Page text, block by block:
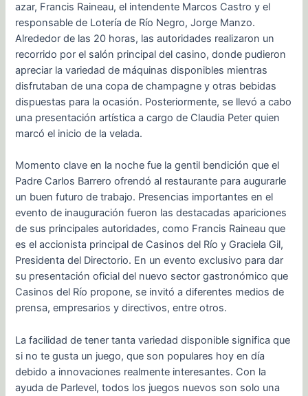
azar, Francis Raineau, el intendente Marcos Castro y el
responsable de Lotería de Río Negro, Jorge Manzo.
Alrededor de las 20 horas, las autoridades realizaron un
recorrido por el salón principal del casino, donde pudieron
apreciar la variedad de máquinas disponibles mientras
disfrutaban de una copa de champagne y otras bebidas
dispuestas para la ocasión. Posteriormente, se llevó a cabo
una presentación artística a cargo de Claudia Peter quien
marcó el inicio de la velada.
Momento clave en la noche fue la gentil bendición que el
Padre Carlos Barrero ofrendó al restaurante para augurarle
un buen futuro de trabajo. Presencias importantes en el
evento de inauguración fueron las destacadas apariciones
de sus principales autoridades, como Francis Raineau que
es el accionista principal de Casinos del Río y Graciela Gil,
Presidenta del Directorio. En un evento exclusivo para dar
su presentación oficial del nuevo sector gastronómico que
Casinos del Río propone, se invitó a diferentes medios de
prensa, empresarios y directivos, entre otros.
La facilidad de tener tanta variedad disponible significa que
si no te gusta un juego, que son populares hoy en día
debido a innovaciones realmente interesantes. Con la
ayuda de Parlevel, todos los juegos nuevos son solo una